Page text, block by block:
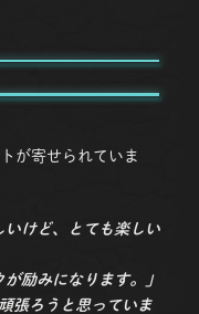
が寄せられていま
いけど、とても楽しい
励みになります。」
張ろうと思っていま